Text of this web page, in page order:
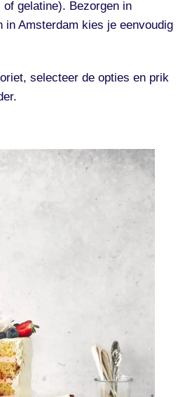
of gelatine). Bezorgen in
in Amsterdam kies je eenvoudig
selecteer de opties en prik